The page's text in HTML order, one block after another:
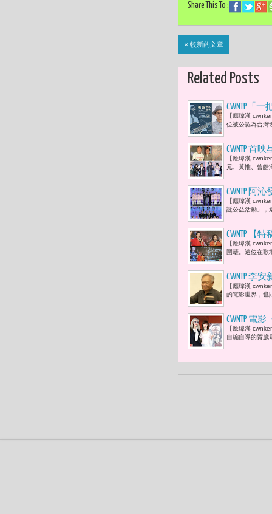
Share This To :
« 較新的文章
Related Posts
CWNTP「
己的歌 」
【應瑋漢
位被公認為台灣
CWNTP 首
鐘獎個人
【應瑋漢
元、黃惟、曾皓
CWNTP 阿
量溫暖串
【應瑋漢
誕公益活動」，
CWNTP 【
藝大姊大
【應瑋漢
圍籬。這位在歌
CWNTP 李
跡「拍電
【應瑋漢
的電影世界，也
CWNTP 電
【應瑋漢
自編自導的賀歲